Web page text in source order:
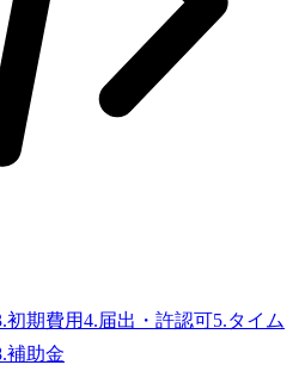
.初期費用4.届出・許認可5.タイム
.補助金